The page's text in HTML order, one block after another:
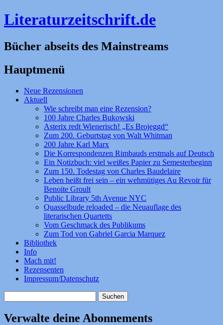
Literaturzeitschrift.de
Bücher abseits des Mainstreams
Hauptmenü
Zum
Inhalt
Neue Rezensionen
Aktuell
Wie schreibt man eine Rezension?
100 Jahre Charles Bukowski
Asterix redt Wienerisch! „Es Brojeggd“
Zum 200. Geburtstag von Walt Whitman
200 Jahre Karl Marx
Die Korrespondenzen Rimbauds erstmals auf Deutsch
Ein Notizbuch: viel weißes Papier zu Semesterbeginn
Zum 150. Todestag von Charles Baudelaire
Leben heißt frei sein – ein wehmütiges Au Revoir für
Benoite Groult
Public Library 5th Avenue NYC
Quasselbude reloaded – die Neuauflage des
literarischen Quartetts
Vom Geschmack des Publikums
Zum Tod von Gabriel Garcia Marquez
Bibliothek
Info
Mach mit!
Rezensenten
Impressum/Datenschutz
nach:
Verwalte deine Abonnements